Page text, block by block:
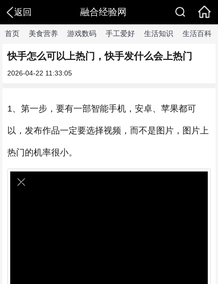
返回 融合经验网
首页 美食营养 游戏数码 手工爱好 生活知识 生活百科
快手怎么可以上热门，快手发什么会上热门
2026-04-22 11:33:05
1、第一步，要有一部智能手机，安卓、苹果都可
以，发布作品一定要选择视频，而不是图片，图片上
热门的机率很小。